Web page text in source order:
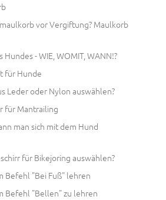
vor Vergiftung? Maulkorb
- WIE, WOMIT, WANN!?
für Hunde
Leder oder Nylon auswählen?
für Mantrailing
man sich mit dem Hund
für Bikejoring auswählen?
Befehl "Bei Fuß" lehren
Befehl "Bellen" zu lehren